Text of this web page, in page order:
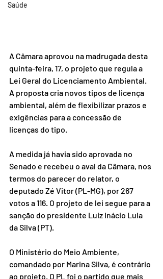
Saúde
A Câmara aprovou na madrugada desta
quinta-feira, 17, o projeto que regula a
Lei Geral do Licenciamento Ambiental.
A proposta cria novos tipos de licença
ambiental, além de flexibilizar prazos e
exigências para a concessão de
licenças do tipo.
A medida já havia sido aprovada no
Senado e recebeu o aval da Câmara, nos
termos do parecer do relator, o
deputado Zé Vitor (PL-MG), por 267
votos a 116. O projeto de lei segue para a
sanção do presidente Luiz Inácio Lula
da Silva (PT).
O Ministério do Meio Ambiente,
comandado por Marina Silva, é contrário
ao projeto. O PL foi o partido que mais